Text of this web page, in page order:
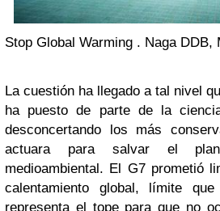
Stop Global Warming . Naga DDB,
La cuestión ha llegado a tal nivel
ha puesto de parte de la
desconcertando los más
actuara para salvar el
medioambiental. El G7 prometió
calentamiento global, límite
representa el tope para que no